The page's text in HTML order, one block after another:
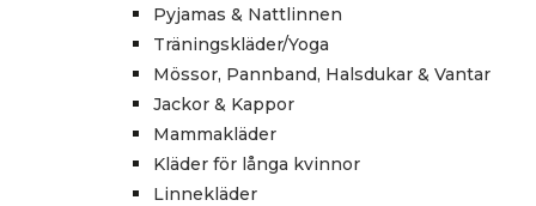
Pyjamas & Nattlinnen
Träningskläder/Yoga
Mössor, Pannband, Halsdukar & Vantar
Jackor & Kappor
Mammakläder
Kläder för långa kvinnor
Linnekläder